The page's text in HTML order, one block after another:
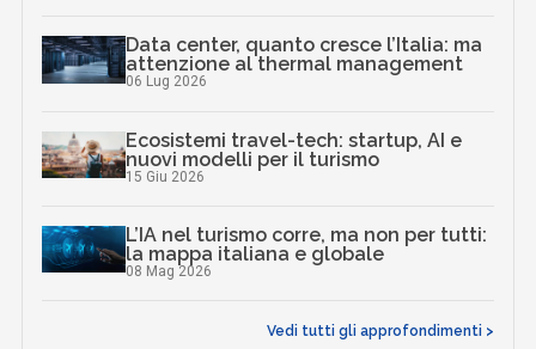
Data center, quanto cresce l’Italia: ma
attenzione al thermal management
06 Lug 2026
Ecosistemi travel-tech: startup, AI e
nuovi modelli per il turismo
15 Giu 2026
L’IA nel turismo corre, ma non per tutti:
la mappa italiana e globale
08 Mag 2026
Vedi tutti gli approfondimenti >